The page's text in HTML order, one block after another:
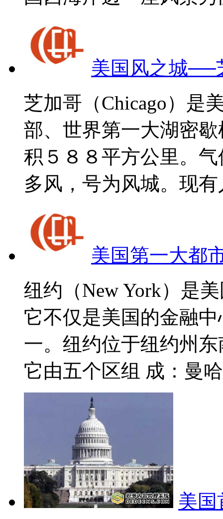
美国风之城──
芝加哥（Chicago）是
部、世界第一大湖密
积５８８平方公里。
多风，号为风城。现
美国第一大都
纽约（New York）是
它不仅是美国的金融
一。纽约位于纽约州
它由五个区组 成：曼
美国